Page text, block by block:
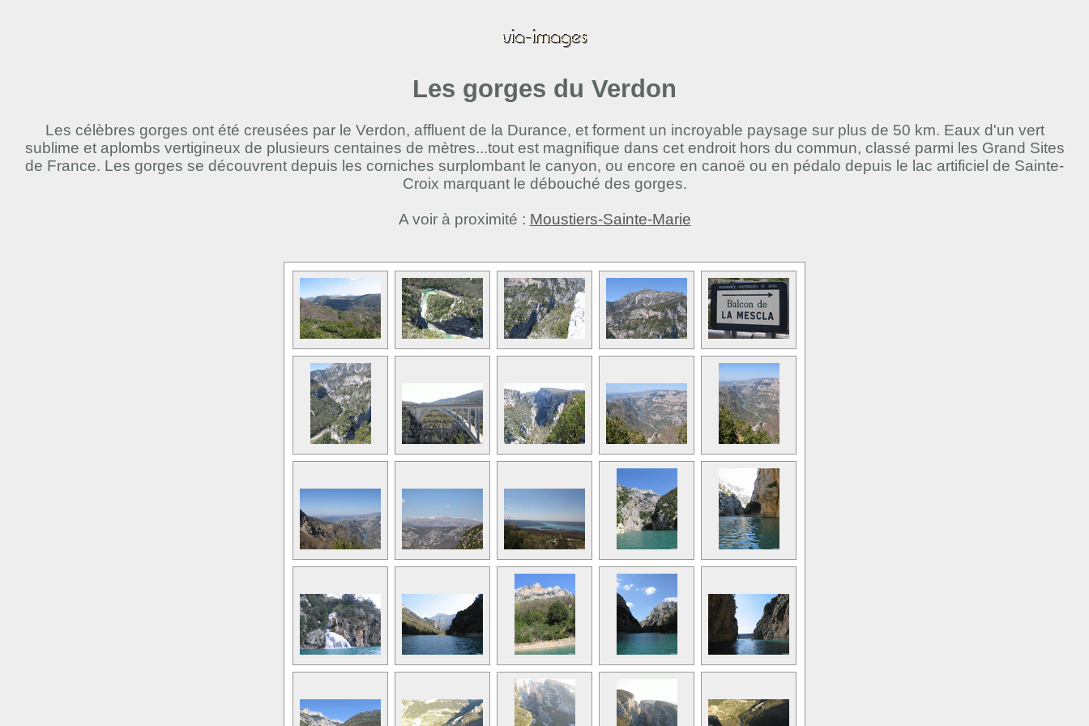
Les gorges du Verdon
Les célèbres gorges ont été creusées par le Verdon, affluent de la Durance, et forment un incroyable paysage sur plus de 50 km. Eaux d'un vert
sublime et aplombs vertigineux de plusieurs centaines de mètres...tout est magnifique dans cet endroit hors du commun, classé parmi les Grand Sites
de France. Les gorges se découvrent depuis les corniches surplombant le canyon, ou encore en canoë ou en pédalo depuis le lac artificiel de Sainte-
Croix marquant le débouché des gorges.
A voir à proximité : Moustiers-Sainte-Marie